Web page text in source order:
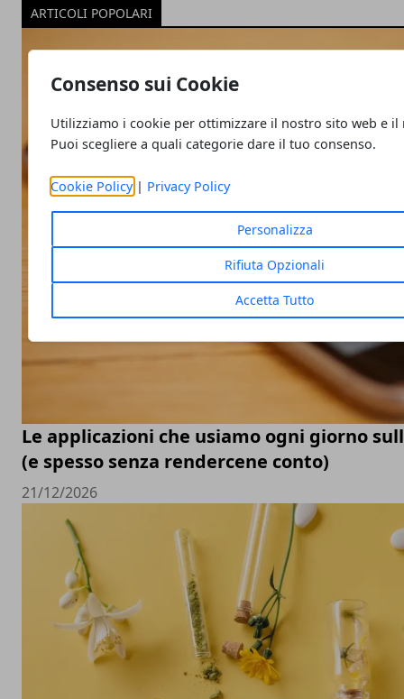
Consenso sui Cookie
Utilizziamo i cookie per ottimizzare il nostro sito web e il
Puoi scegliere a quali categorie dare il tuo consenso.
Cookie Policy| Privacy Policy
Personalizza
Rifiuta Opzionali
Accetta Tutto
ARTICOLI POPOLARI
Le applicazioni che usiamo ogni giorno
(e spesso senza rendercene conto)
21/12/2026